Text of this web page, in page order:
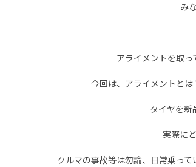
み
アライメントを取
今回は、アライメントとは
タイヤを新
実際に
クルマの事故等は勿論、日常乗っ